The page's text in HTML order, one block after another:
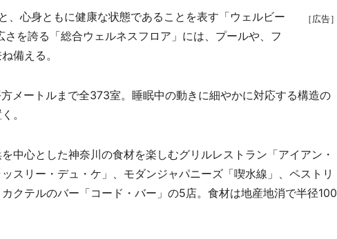
［広告］
心身ともに健康な状態であることを表す「ウェルビー
を誇る「総合ウェルネスフロア」には、プールや、フ
備える。
メートルまで全373室。睡眠中の動きに細やかに対応する構造の
。
中心とした神奈川の食材を楽しむグリルレストラン「アイアン・
スリー・デュ・ケ」、モダンジャパニーズ「喫水線」、ペストリ
クテルのバー「コード・バー」の5店。食材は地産地消で半径100